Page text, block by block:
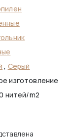
, Серый
изготовление
нитей/m2